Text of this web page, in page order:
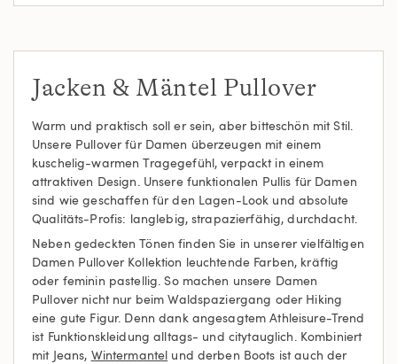
Jacken & Mäntel Pullover
Warm und praktisch soll er sein, aber bitteschön mit Stil.
Unsere Pullover für Damen überzeugen mit einem
kuschelig-warmen Tragegefühl, verpackt in einem
attraktiven Design. Unsere funktionalen Pullis für Damen
sind wie geschaffen für den Lagen-Look und absolute
Qualitäts-Profis: langlebig, strapazierfähig, durchdacht.
Neben gedeckten Tönen finden Sie in unserer vielfältigen
Damen Pullover Kollektion leuchtende Farben, kräftig
oder feminin pastellig. So machen unsere Damen
Pullover nicht nur beim Waldspaziergang oder Hiking
eine gute Figur. Denn dank angesagtem Athleisure-Trend
ist Funktionskleidung alltags- und citytauglich. Kombiniert
mit Jeans, Wintermantel und derben Boots ist auch der